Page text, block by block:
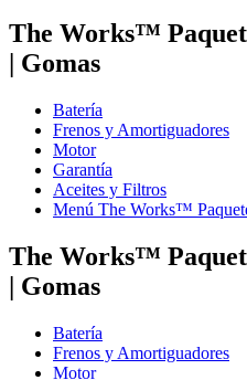
The Works™
| Gomas
Batería
Frenos y Amortiguadores
Motor
Garantía
Aceites y Filtros
Menú The Works™
The Works™
| Gomas
Batería
Frenos y Amortiguadores
Motor